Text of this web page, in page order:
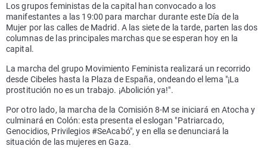
Los grupos feministas de la capital han convocado a los
manifestantes a las 19:00 para marchar durante este Día de la
Mujer por las calles de Madrid. A las siete de la tarde, parten las dos
columnas de las principales marchas que se esperan hoy en la
capital.
La marcha del grupo Movimiento Feminista realizará un recorrido
desde Cibeles hasta la Plaza de España, ondeando el lema "¡La
prostitución no es un trabajo. ¡Abolición ya!".
Por otro lado, la marcha de la Comisión 8-M se iniciará en Atocha y
culminará en Colón: esta presenta el eslogan "Patriarcado,
Genocidios, Privilegios #SeAcabó", y en ella se denunciará la
situación de las mujeres en Gaza.